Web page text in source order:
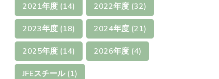
2021年度 (14) 2022年度 (32)
2023年度 (18) 2024年度 (21)
2025年度 (14) 2026年度 (4)
JFEスチール(1)